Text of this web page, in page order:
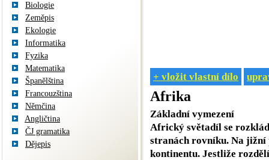
Biologie
Zeměpis
Ekologie
Informatika
Fyzika
Matematika
Španělština
Francouzština
Němčina
Angličtina
ČJ gramatika
Dějepis
+ vložit vlastní dílo
Afrika
Základní vymezení
Africký světadíl se
stranách rovníku. Na jižní
kontinentu. Jestliže